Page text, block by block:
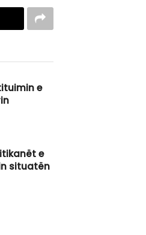
e
e
situatën